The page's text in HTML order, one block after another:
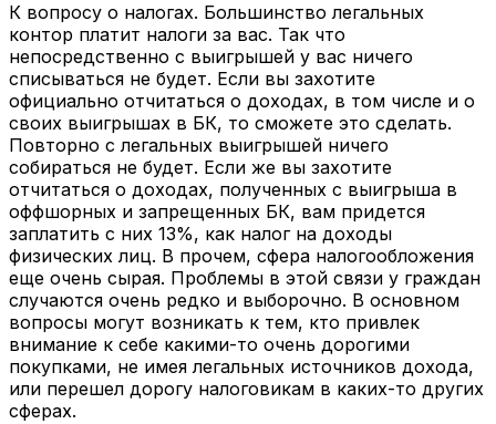
К вопросу о налогах. Большинство легальных
контор платит налоги за вас. Так что
непосредственно с выигрышей у вас ничего
списываться не будет. Если вы захотите
официально отчитаться о доходах, в том числе и о
своих выигрышах в БК, то сможете это сделать.
Повторно с легальных выигрышей ничего
собираться не будет. Если же вы захотите
отчитаться о доходах, полученных с выигрыша в
оффшорных и запрещенных БК, вам придется
заплатить с них 13%, как налог на доходы
физических лиц. В прочем, сфера налогообложения
еще очень сырая. Проблемы в этой связи у граждан
случаются очень редко и выборочно. В основном
вопросы могут возникать к тем, кто привлек
внимание к себе какими-то очень дорогими
покупками, не имея легальных источников дохода,
или перешел дорогу налоговикам в каких-то других
сферах.